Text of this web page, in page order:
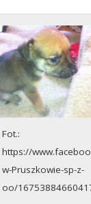
Fot.:
https://
w-Pruszkowie-sp-z-
oo/